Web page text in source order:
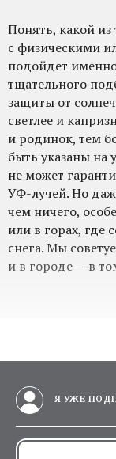
Понять, какой
с физическими
подойдет
тщательного
защиты от
светлее и
и родинок, тем
быть указаны на
не может
УФ-лучей. Но
чем ничего,
или в горах, где
снега. Мы
и в городе — в
Я УЖЕ